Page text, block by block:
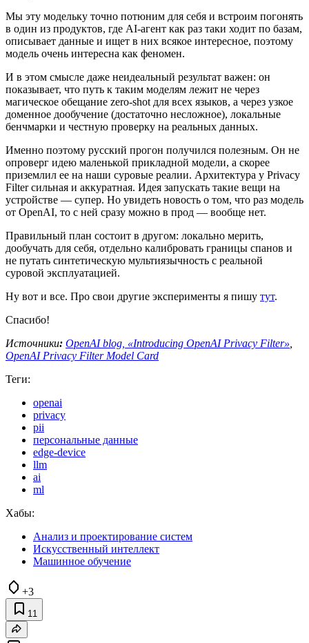
Мы эту модельку точно потюним для себя и встроим погонять
в один из продуктов, где AI-агент как раз таки ходит по базам,
описывает данные и ищет в них всякое интересное, поэтому
модель очень интересна как феномен.
И в этом смысле даже неидеальный результат важен: он
показывает, что путь к таким моделям лежит не через
магическое обещание zero-shot для всех языков, а через узкое
доменное дообучение (достаточно несложное), локальные
бенчмарки и честную проверку на реальных данных.
Именно поэтому русский прогон получился полезным. Он не
опроверг идею маленькой прикладной модели, а скорее
приземлил ее на наши суровые реалии. Архитектура у Privacy
Filter сильная и аккуратная. Идея запускать такие вещи на
устройстве — супер. Но увидеть новость о том, что раз модель
от OpenAI, то с ней сразу можно в прод — вообще нет.
Правильный план состоит в другом: локально мерить,
дообучать для себя, отдельно калибровать границы спанов и
не путать синтетическую мультиязычность с реальной
суровой эксплуатацией.
Ну вот и все. Про свои другие эксперименты я пишу тут.
Спасибо!
Источники: OpenAI blog, «Introducing OpenAI Privacy Filter»
OpenAI Privacy Filter Model Card
Теги:
openai
privacy
pii
персональные данные
edge-device
llm
ai
ml
Хабы:
Анализ и проектирование систем
Искусственный интеллект
Машинное обучение
+3
11